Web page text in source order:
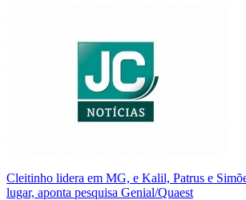
Cleitinho lidera em MG, e Kalil, Patrus e
lugar, aponta pesquisa Genial/Quaest